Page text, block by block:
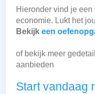
Hieronder vind je
economie. Lukt het
Bekijk een
of bekijk meer
aanbieden
Start vandaag